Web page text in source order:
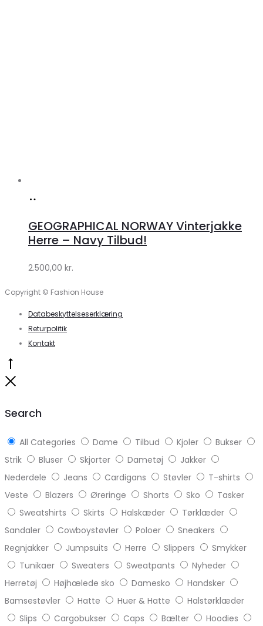
Klædeskabet.dk
GEOGRAPHICAL NORWAY Vinterjakke
Herre – Navy Tilbud!
2.500,00 kr.
Copyright © Fashion House
Databeskyttelseserklæring
Returpolitik
Kontakt
Search
All Categories Dame Tilbud Kjoler
Bukser
Strik
Bluser Skjorter Dametøj
Jakker
Nederdele
Jeans Cardigans Støvler
T-shirts
Veste
Blazers Øreringe Shorts Sko
Tasker
Sweatshirts
Skirts Halskæder
Tørklæder
Sandaler
Cowboystøvler Poloer
Sneakers
Regnjakker
Jumpsuits Herre Slippers
Smykker
Tunikaer
Sweaters Sweatpants
Nyheder
Herretøj
Højhælede sko Damesko
Handsker
Bamsestøvler
Hatte Huer & Hatte
Halstørklæder
Slips
Cargobukser Caps Bælter
Hoodies